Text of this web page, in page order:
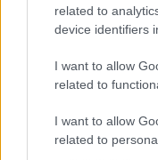
related to
device identifiers
I want to allow
related to
I want to allow
related to
Jász-Nagykun-
Ispán krt. 3. 8/5.